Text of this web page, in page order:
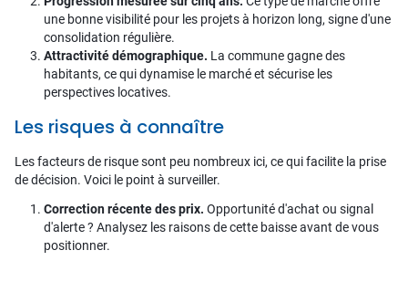
une bonne visibilité pour les projets à horizon long, signe d'une
consolidation régulière.
Attractivité démographique. La commune gagne des
habitants, ce qui dynamise le marché et sécurise les
perspectives locatives.
Les risques à connaître
Les facteurs de risque sont peu nombreux ici, ce qui facilite la prise
de décision. Voici le point à surveiller.
Correction récente des prix. Opportunité d'achat ou signal
d'alerte ? Analysez les raisons de cette baisse avant de vous
positionner.